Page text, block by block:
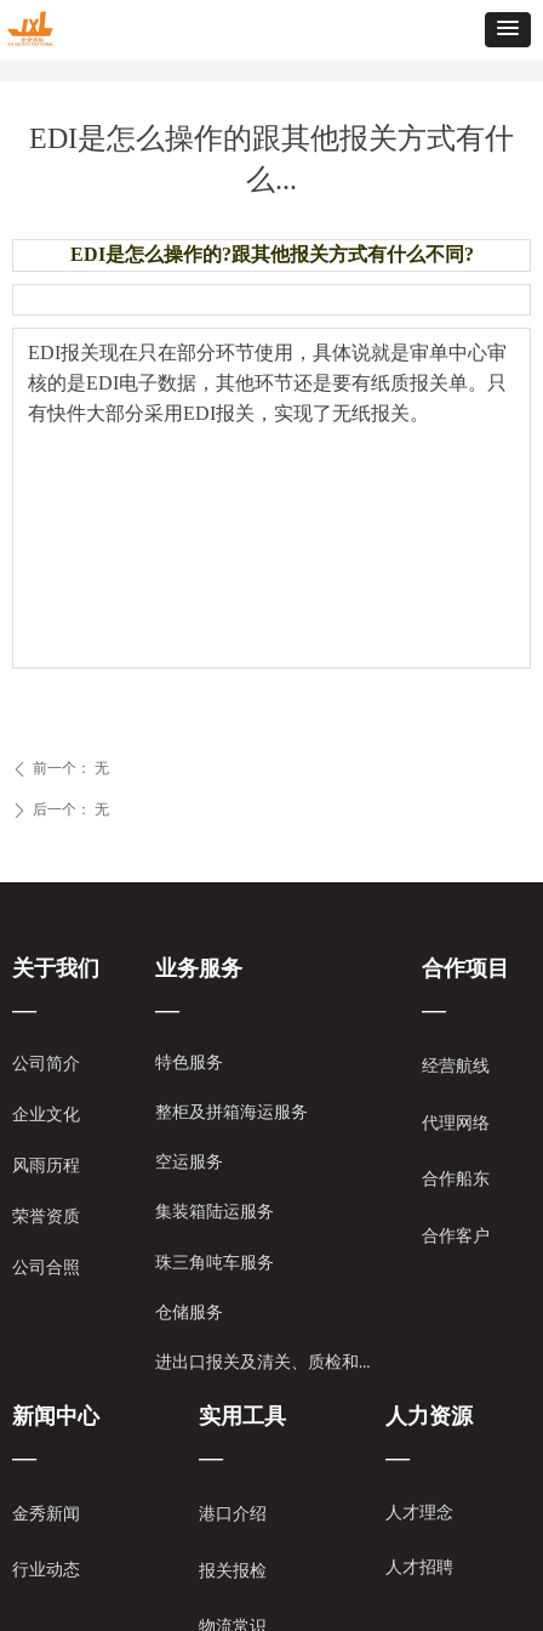
EDI是怎么操作的跟其他报关方式有什
么...
EDI是怎么操作的?跟其他报关方式有什么不同?
EDI报关现在只在部分环节使用，具体说就是审单中心审
核的是EDI电子数据，其他环节还是要有纸质报关单。只
有快件大部分采用EDI报关，实现了无纸报关。
ꄴ 前一个： 无
ꄲ 后一个： 无
关于我们
—
公司简介
企业文化
风雨历程
荣誉资质
公司合照
业务服务
—
特色服务
整柜及拼箱海运服务
空运服务
集装箱陆运服务
珠三角吨车服务
仓储服务
进出口报关及清关、质检和保险服务
合作项目
—
经营航线
代理网络
合作船东
合作客户
新闻中心
—
金秀新闻
行业动态
实用工具
—
港口介绍
报关报检
物流常识
人力资源
—
人才理念
人才招聘